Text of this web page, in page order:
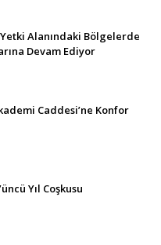
Alanındaki Bölgelerde
Devam Ediyor
Caddesi’ne Konfor
Yıl Coşkusu